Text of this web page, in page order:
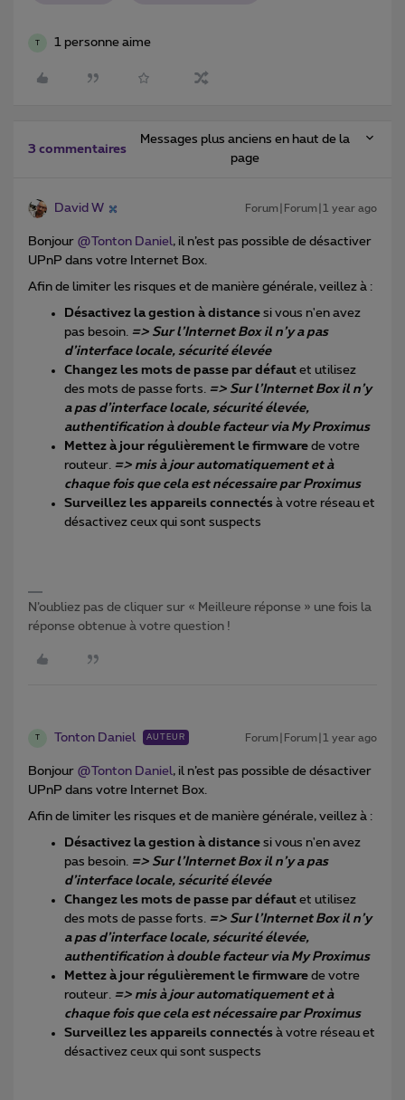
T 1 personne aime
3 commentaires
Messages plus anciens en haut de la
page
David W Forum|Forum|1 year ago
Bonjour ​ @Tonton Daniel, il n’est pas possible de désactiver
UPnP dans votre Internet Box.
Afin de limiter les risques et de manière générale, veillez à :
Désactivez la gestion à distance si vous n'en avez
pas besoin. => Sur l’Internet Box il n’y a pas
d’interface locale, sécurité élevée
Changez les mots de passe par défaut et utilisez
des mots de passe forts. => Sur l’Internet Box il n’y
a pas d’interface locale, sécurité élevée,
authentification à double facteur via My Proximus
Mettez à jour régulièrement le firmware de votre
routeur. => mis à jour automatiquement et à
chaque fois que cela est nécessaire par Proximus
Surveillez les appareils connectés à votre réseau et
désactivez ceux qui sont suspects
N’oubliez pas de cliquer sur « Meilleure réponse » une fois la
réponse obtenue à votre question !
Tonton Daniel AUTEUR Forum|Forum|1 year ago
Bonjour ​ @Tonton Daniel, il n’est pas possible de désactiver
UPnP dans votre Internet Box.
Afin de limiter les risques et de manière générale, veillez à :
Désactivez la gestion à distance si vous n'en avez
pas besoin. => Sur l’Internet Box il n’y a pas
d’interface locale, sécurité élevée
Changez les mots de passe par défaut et utilisez
des mots de passe forts. => Sur l’Internet Box il n’y
a pas d’interface locale, sécurité élevée,
authentification à double facteur via My Proximus
Mettez à jour régulièrement le firmware de votre
routeur. => mis à jour automatiquement et à
chaque fois que cela est nécessaire par Proximus
Surveillez les appareils connectés à votre réseau et
désactivez ceux qui sont suspects